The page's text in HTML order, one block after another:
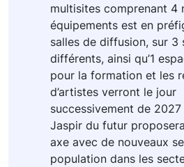
multisites comprenant 4
équipements est en
salles de diffusion, sur 3
différents, ainsi qu’1
pour la formation et les
d’artistes verront le jour
successivement de
Jaspir du futur
axe avec de nouveaux
population dans les